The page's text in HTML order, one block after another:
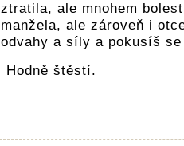
ztratila, ale mnohem
manžela, ale zároveň i
odvahy a síly a pokusíš
Hodně štěstí.